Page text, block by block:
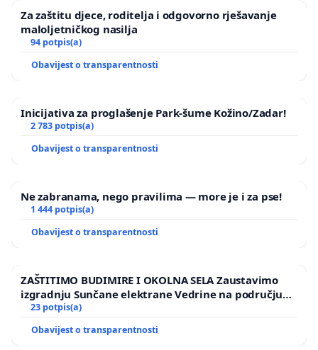
Za zaštitu djece, roditelja i odgovorno rješavanje
maloljetničkog nasilja
94 potpis(a)
Obavijest o transparentnosti
Inicijativa za proglašenje Park-šume Kožino/Zadar!
2 783 potpis(a)
Obavijest o transparentnosti
Ne zabranama, nego pravilima — more je i za pse!
1 444 potpis(a)
Obavijest o transparentnosti
ZAŠTITIMO BUDIMIRE I OKOLNA SELA Zaustavimo
izgradnju Sunčane elektrane Vedrine na području
Ugljana
23 potpis(a)
Obavijest o transparentnosti